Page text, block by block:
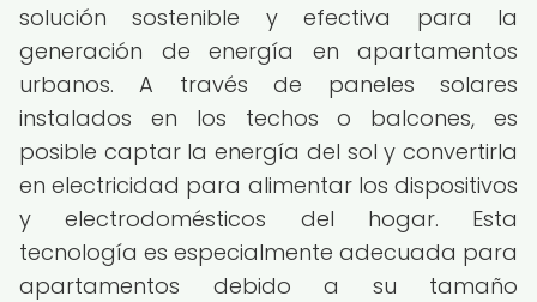
solución sostenible y efectiva para la
generación de energía en apartamentos
urbanos. A través de paneles solares
instalados en los techos o balcones, es
posible captar la energía del sol y convertirla
en electricidad para alimentar los dispositivos
y electrodomésticos del hogar. Esta
tecnología es especialmente adecuada para
apartamentos debido a su tamaño